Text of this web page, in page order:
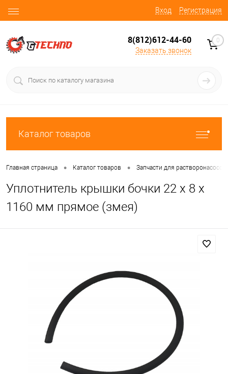
Вход Регистрация
8(812)612-44-60
Заказать звонок
0
Каталог товаров
Главная страница • Каталог товаров • Запчасти для растворонасосов
Уплотнитель крышки бочки 22 x 8 x
1160 мм прямое (змея)